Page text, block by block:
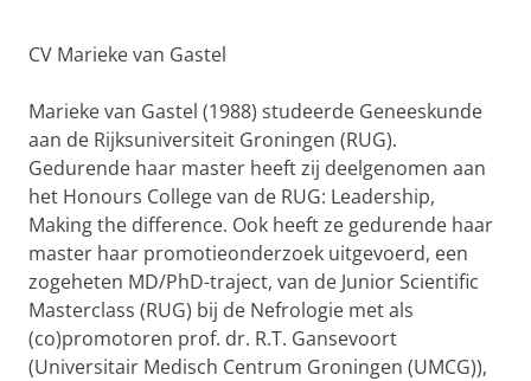
CV Marieke van Gastel
Marieke van Gastel (1988) studeerde Geneeskunde
aan de Rijksuniversiteit Groningen (RUG).
Gedurende haar master heeft zij deelgenomen aan
het Honours College van de RUG: Leadership,
Making the difference. Ook heeft ze gedurende haar
master haar promotieonderzoek uitgevoerd, een
zogeheten MD/PhD-traject, van de Junior Scientific
Masterclass (RUG) bij de Nefrologie met als
(co)promotoren prof. dr. R.T. Gansevoort
(Universitair Medisch Centrum Groningen (UMCG)),